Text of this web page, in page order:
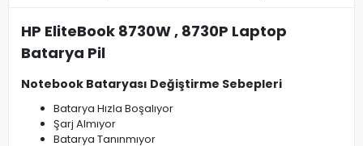
HP EliteBook 8730W , 8730P Laptop
Batarya Pil
Notebook Bataryası Değiştirme Sebepleri
Batarya Hızla Boşalıyor
Şarj Almıyor
Batarya Tanınmıyor